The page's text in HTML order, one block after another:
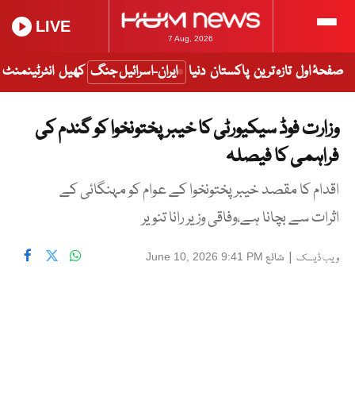
7 Aug, 2026
LIVE
صفحۂ اول تازہ ترین پاکستان دنیا ایران-اسرائیل جنگ کھیل انٹرٹینمنٹ
وزارت فوڈ سیکیورٹی کا خیبرپختونخوا کو گندم کی
فراہمی کا فیصلہ
اقدام کا مقصد خیبرپختونخوا کے عوام کو مہنگائی کے
اثرات سے بچانا ہے،وفاقی وزیر رانا تنویر
ویب ڈیسک | شائع June 10, 2026 9:41 PM